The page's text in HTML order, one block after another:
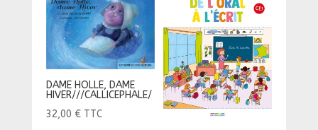
DAME HOLLE, DAME
HIVER///CALLICEPHALE/
32,00 € TTC